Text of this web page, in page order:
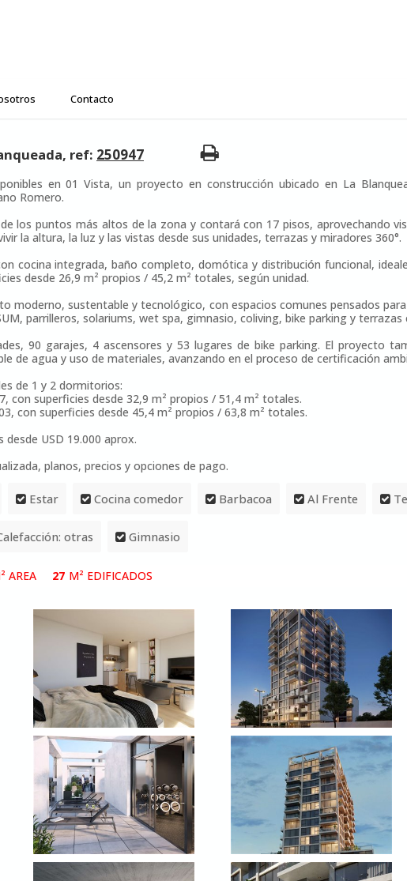
Contacto
ref: 250947
en 01 Vista, un proyecto en construcción ubicado en La
Romero.
los puntos más altos de la zona y contará con 17 pisos, aprovechando
la altura, la luz y las vistas desde sus unidades, terrazas y miradores 360°.
cocina integrada, baño completo, domótica y distribución funcional,
desde 26,9 m² propios / 45,2 m² totales, según unidad.
moderno, sustentable y tecnológico, con espacios comunes pensados
parrilleros, solariums, wet spa, gimnasio, coliving, bike parking y
90 garajes, 4 ascensores y 53 lugares de bike parking. El proyecto
de agua y uso de materiales, avanzando en el proceso de certificación
de 1 y 2 dormitorios:
con superficies desde 32,9 m² propios / 51,4 m² totales.
con superficies desde 45,4 m² propios / 63,8 m² totales.
desde USD 19.000 aprox.
planos, precios y opciones de pago.
Estar Cocina comedor Barbacoa Al Frente
otras Gimnasio
AREA 27 M² EDIFICADOS